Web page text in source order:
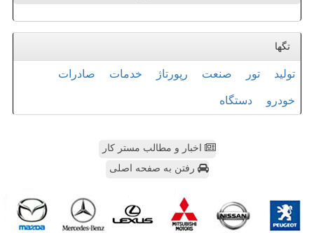
تگها
تولید تور صنعت رپورتاژ خدمات صادرات
خودرو دستگاه
اخبار و مطالب مستر کار
رفتن به صفحه اصلی